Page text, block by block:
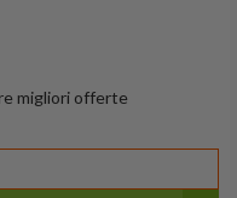
migliori offerte